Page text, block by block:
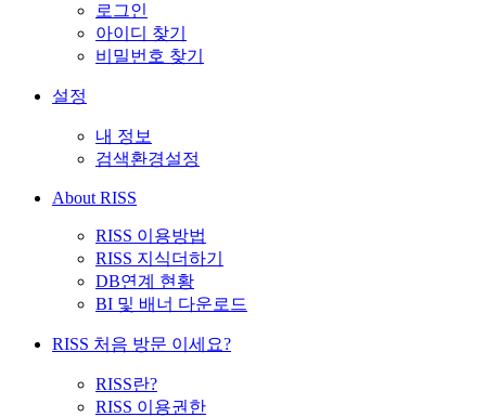
로그인
아이디 찾기
비밀번호 찾기
설정
내 정보
검색환경설정
About RISS
RISS 이용방법
RISS 지식더하기
DB연계 현황
BI 및 배너 다운로드
RISS 처음 방문 이세요?
RISS란?
RISS 이용권한